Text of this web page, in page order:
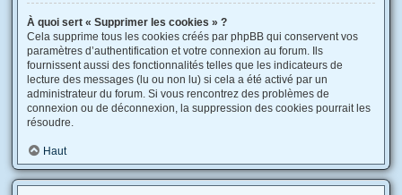
À quoi sert « Supprimer les cookies » ?
Cela supprime tous les cookies créés par phpBB qui conservent vos
paramètres d’authentification et votre connexion au forum. Ils
fournissent aussi des fonctionnalités telles que les indicateurs de
lecture des messages (lu ou non lu) si cela a été activé par un
administrateur du forum. Si vous rencontrez des problèmes de
connexion ou de déconnexion, la suppression des cookies pourrait les
résoudre.
Haut